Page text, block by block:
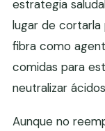
estrategia
lugar de
fibra como
comidas para
neutralizar
Aunque no